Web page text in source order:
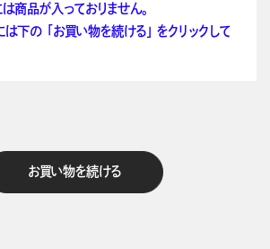
商品が入っておりません。
下の 「お買い物を続ける」 をクリックして
お買い物を続ける